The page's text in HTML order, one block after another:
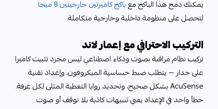
يمكنك دمج هذا الباكج معباكج كاميرتين خارجيتين 8 ميجا
لتحصل على منظومة داخلية وخارجية متكاملة.
التركيب الاحترافي مع إعمار لاند
تركيب نظام مراقبة بصوت وذكاء اصطناعي ليس مجرد تثبيت كاميرا
على جدار — يتطلب ضبط حساسية الميكروفون، وإعداد تقنية
AcuSense بشكل صحيح، وتحديد زوايا التغطية المثلى لكل غرفة.
خطأ واحد في الإعداد يعني تنبيهات كاذبة بلا توقف أو صوت